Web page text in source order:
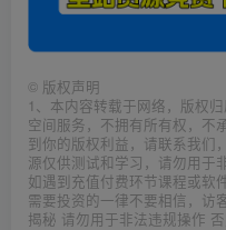
© 版权声明
1、本内容转载于网络，版权
空间服务，不拥有所有权，不
到你的版权利益，请联系我们
源仅供测试和学习，请勿用于
如遇到充值付费环节课程或软
需要投资的一律不要相信，访
揭秘 请勿用于非法违规操作